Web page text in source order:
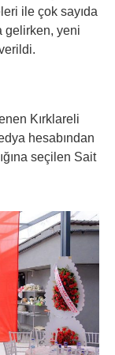
ile çok sayıda
gelirken, yeni
Kırklareli
hesabından
seçilen Sait